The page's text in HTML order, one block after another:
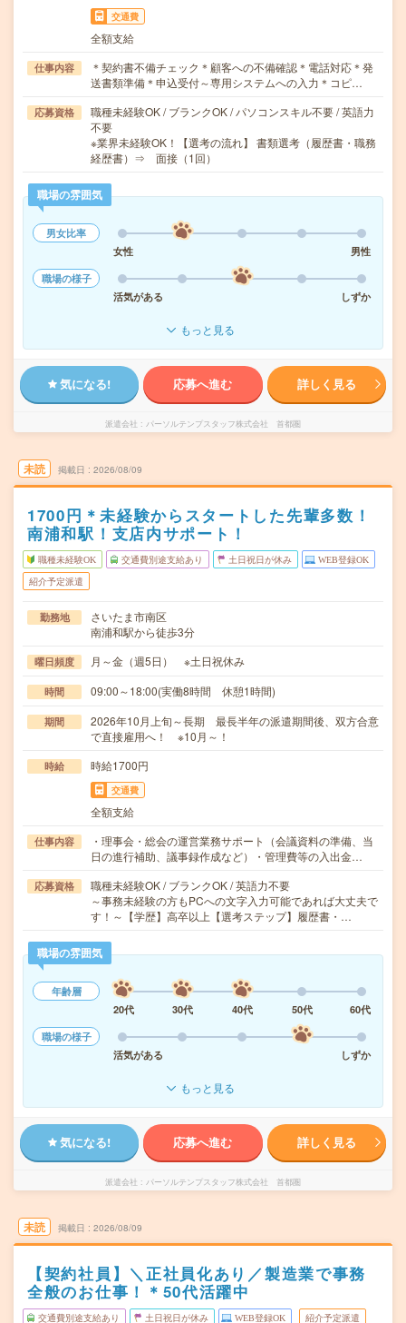
交通費
全額支給
仕事内容
＊契約書不備チェック＊顧客への不備確認＊電話対応＊発
送書類準備＊申込受付～専用システムへの入力＊コピ…
応募資格
職種未経験OK / ブランクOK / パソコンスキル不要 / 英語力
不要
※業界未経験OK！【選考の流れ】 書類選考（履歴書・職務
経歴書）⇒ 面接（1回）
職場の雰囲気
男女比率
女性
男性
職場の様子
活気がある
しずか
もっと見る
気になる! 応募へ進む 詳しく見る
派遣会社 パーソルテンプスタッフ株式会社 首都圏
未読 掲載日 2026/08/09
1700円＊未経験からスタートした先輩多数！
南浦和駅！支店内サポート！
職種未経験OK 交通費別途支給あり 土日祝日が休み WEB登録OK
紹介予定派遣
勤務地
さいたま市南区
南浦和駅から徒歩3分
曜日頻度 月～金（週5日） ※土日祝休み
時間 09:00～18:00(実働8時間 休憩1時間)
期間
2026年10月上旬～長期 最長半年の派遣期間後、双方合意
で直接雇用へ！ ※10月～！
時給 時給1700円
交通費
全額支給
仕事内容
・理事会・総会の運営業務サポート（会議資料の準備、当
日の進行補助、議事録作成など）・管理費等の入出金…
応募資格
職種未経験OK / ブランクOK / 英語力不要
～事務未経験の方もPCへの文字入力可能であれば大丈夫で
す！～【学歴】高卒以上【選考ステップ】履歴書・…
職場の雰囲気
年齢層
20代
30代 40代 50代
60代
職場の様子
活気がある
しずか
もっと見る
気になる! 応募へ進む 詳しく見る
派遣会社 パーソルテンプスタッフ株式会社 首都圏
未読 掲載日 2026/08/09
【契約社員】＼正社員化あり／製造業で事務
全般のお仕事！＊50代活躍中
交通費別途支給あり 土日祝日が休み WEB登録OK 紹介予定派遣